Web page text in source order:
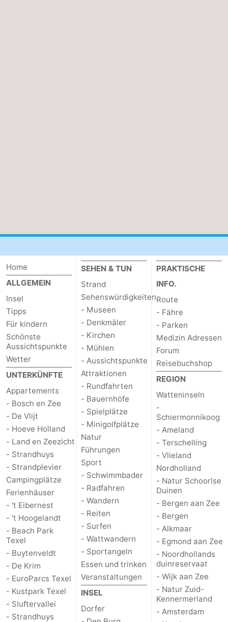
Home
ALLGEMEIN
Insel
Tipps
Für kindern
Schönste
Aussichtspunkte
Wetter
UNTERKÜNFTE
Appartements
- Bosch en Zee
- De Vlijt
- Hoeve Holland
- Land en Zeezicht
- Strandhuys
- Strandplevier
Campingplätze
Ferienhäuser
- 't Eibernest
- 't Hoogelandt
- Beach Park
Texel
- Buytenveldt
- De Krim
- EuroParcs Texel
- Kustpark Texel
- Sluftervallei
- Strandhuys
SEHEN & TUN
Strand
Sehenswürdigkeiten
- Museen
- Denkmäler
- Kirchen
- Mühlen
- Aussichtspunkte
Attraktionen
- Rundfahrten
- Bauernhöfe
- Spielplätze
- Minigolfplätze
Natur
Führungen
Sport
- Schwimmbader
- Radfahren
- Wandern
- Reiten
- Surfen
- Wattwandern
- Sportangeln
Essen und trinken
Veranstaltungen
INSEL
Dorfer
PRAKTISCHE
INFO.
Route
- Fähre
- Parken
Medizin Adressen
Forum
Reisebuchshop
REGION
Watteninseln
-
Schiermonnikoog
- Ameland
- Terschelling
- Vlieland
Nordholland
- Natur Schoorlse
Duinen
- Bergen aan Zee
- Bergen
- Alkmaar
- Egmond aan Zee
- Noordhollands
duinreservaat
- Wijk aan Zee
- Natur Zuid-
Kennermerland
- Amsterdam